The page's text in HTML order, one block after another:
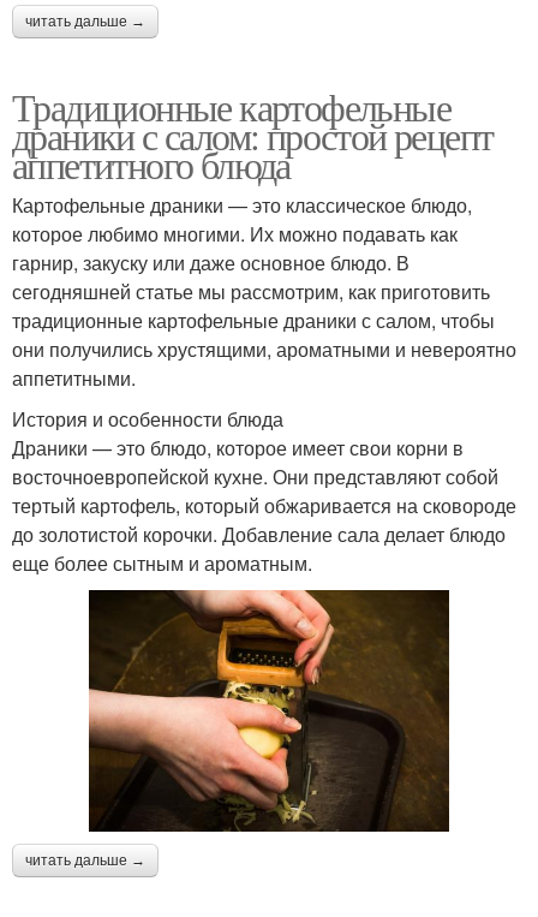
читать дальше →
Традиционные картофельные
драники с салом: простой рецепт
аппетитного блюда
Картофельные драники — это классическое блюдо,
которое любимо многими. Их можно подавать как
гарнир, закуску или даже основное блюдо. В
сегодняшней статье мы рассмотрим, как приготовить
традиционные картофельные драники с салом, чтобы
они получились хрустящими, ароматными и невероятно
аппетитными.
История и особенности блюда
Драники — это блюдо, которое имеет свои корни в
восточноевропейской кухне. Они представляют собой
тертый картофель, который обжаривается на сковороде
до золотистой корочки. Добавление сала делает блюдо
еще более сытным и ароматным.
читать дальше →